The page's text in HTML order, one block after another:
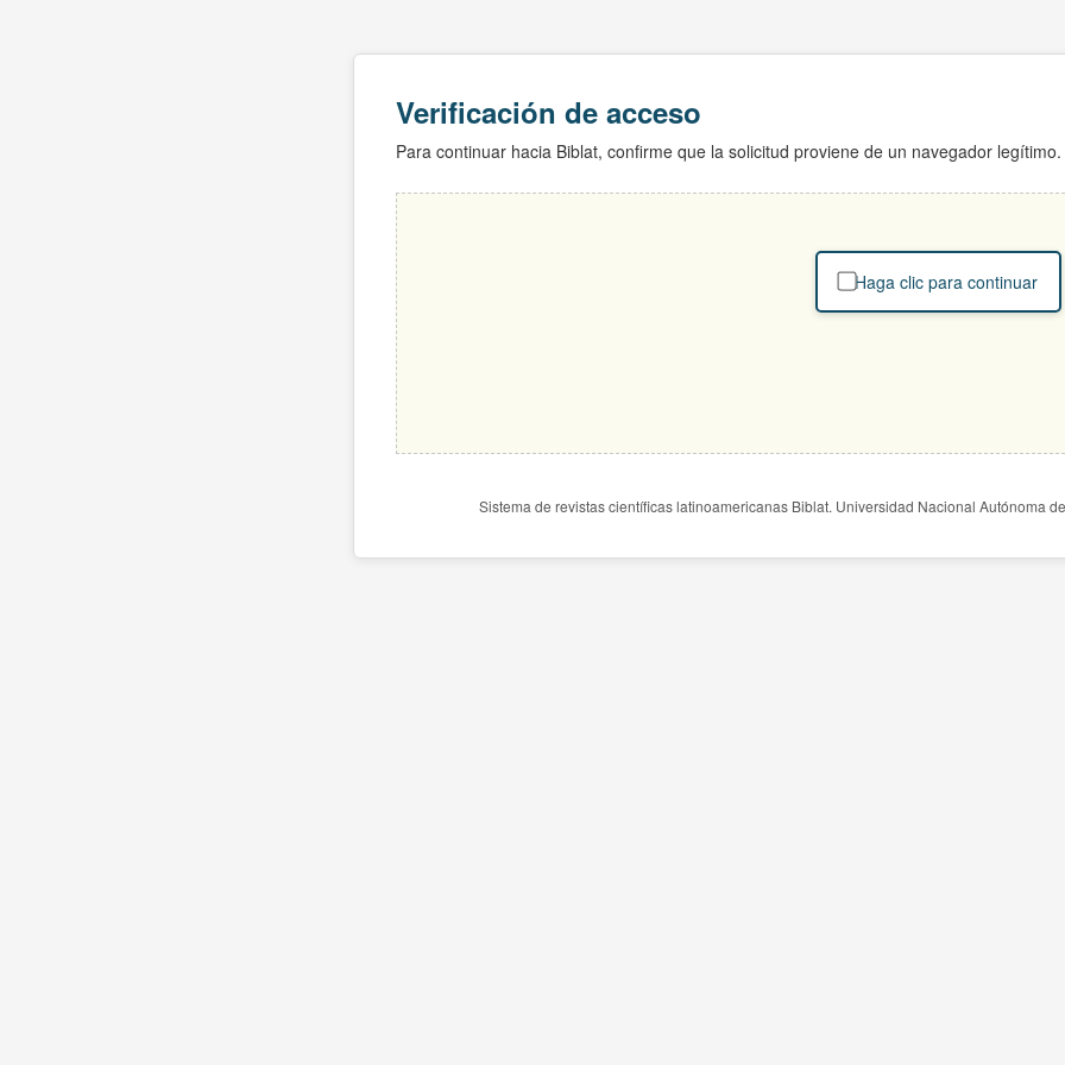
Verificación de acceso
Para continuar hacia Biblat, confirme que la solicitud proviene de un navegador legítimo.
Haga clic para continuar
Sistema de revistas científicas latinoamericanas Biblat. Universidad Nacional Autónoma